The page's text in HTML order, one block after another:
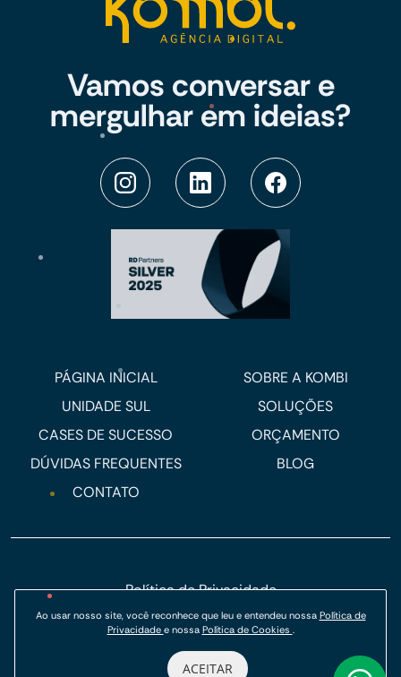
Vamos conversar e
mergulhar em ideias?
PÁGINA INICIAL
SOBRE A KOMBI
UNIDADE SUL
SOLUÇÕES
CASES DE SUCESSO
ORÇAMENTO
DÚVIDAS FREQUENTES
BLOG
CONTATO
Política de Privacidade
Política de Cookies
© Kombi Agência Digital 2026.
Ao usar nosso site, você reconhece que leu e entendeu nossa Política de
Privacidade e nossa Política de Cookies .
ACEITAR